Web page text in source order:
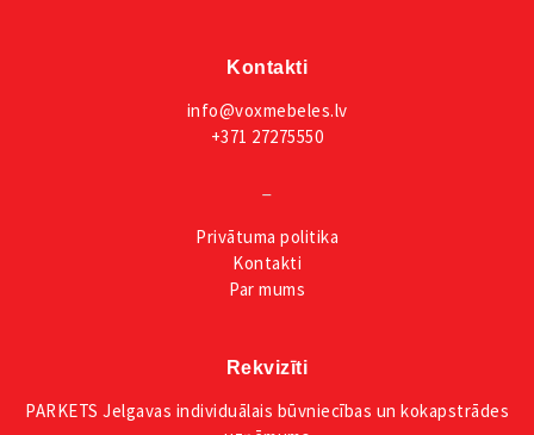
Kontakti
info@voxmebeles.lv
+371 27275550
Privātuma politika
Kontakti
Par mums
Rekvizīti
PARKETS Jelgavas individuālais būvniecības un kokapstrādes